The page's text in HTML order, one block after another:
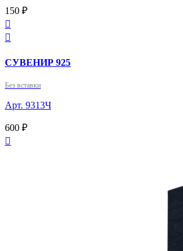
150 ₽


СУВЕНИР 925
Без вставки
Арт. 9313Ч
600 ₽
